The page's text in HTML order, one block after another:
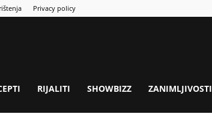
Privacy policy
RIJALITI SHOWBIZZ ZANIMLJIVOSTI